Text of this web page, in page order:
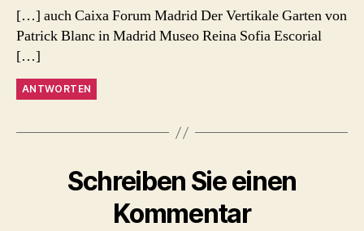
[…] auch Caixa Forum Madrid Der Vertikale Garten von
Patrick Blanc in Madrid Museo Reina Sofia Escorial
[…]
ANTWORTEN
Schreiben Sie einen
Kommentar